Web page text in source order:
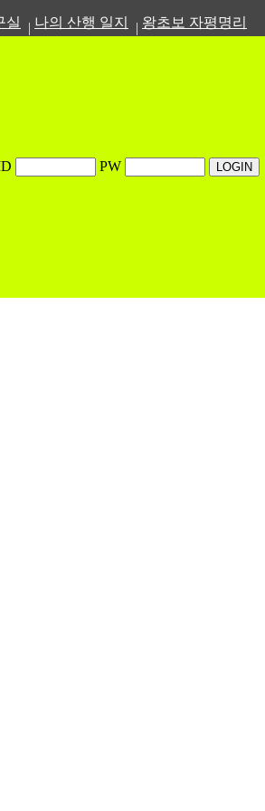
실 | 나의 산행 일지 | 왕초보 자평명리
PW